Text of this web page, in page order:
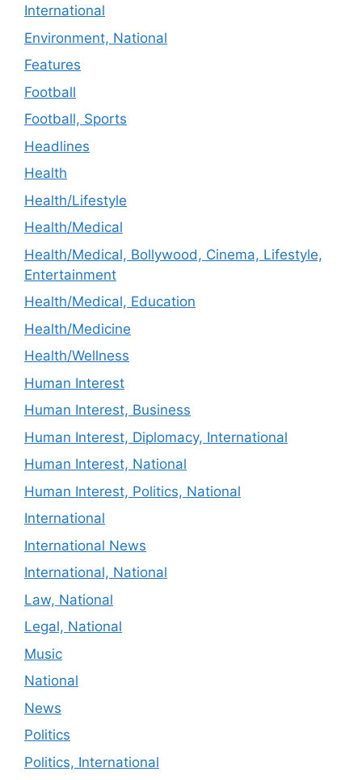
International
Environment, National
Features
Football
Football, Sports
Headlines
Health
Health/Lifestyle
Health/Medical
Health/Medical, Bollywood, Cinema, Lifestyle,
Entertainment
Health/Medical, Education
Health/Medicine
Health/Wellness
Human Interest
Human Interest, Business
Human Interest, Diplomacy, International
Human Interest, National
Human Interest, Politics, National
International
International News
International, National
Law, National
Legal, National
Music
National
News
Politics
Politics, International